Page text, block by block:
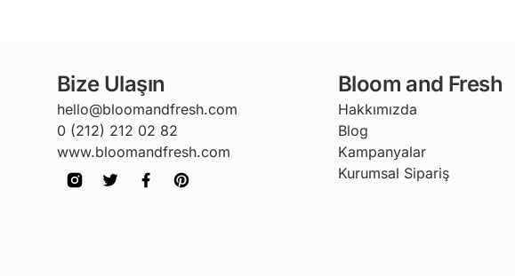
Bize Ulaşın
hello@bloomandfresh.com
0 (212) 212 02 82
www.bloomandfresh.com
Bloom and Fresh
Hakkımızda
Blog
Kampanyalar
Kurumsal Sipariş